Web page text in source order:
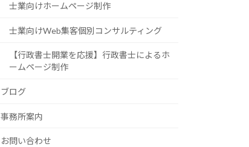
士業向けホームページ制作
士業向けWeb集客個別コンサルティング
【行政書士開業を応援】行政書士によるホ
ームページ制作
ブログ
事務所案内
お問い合わせ